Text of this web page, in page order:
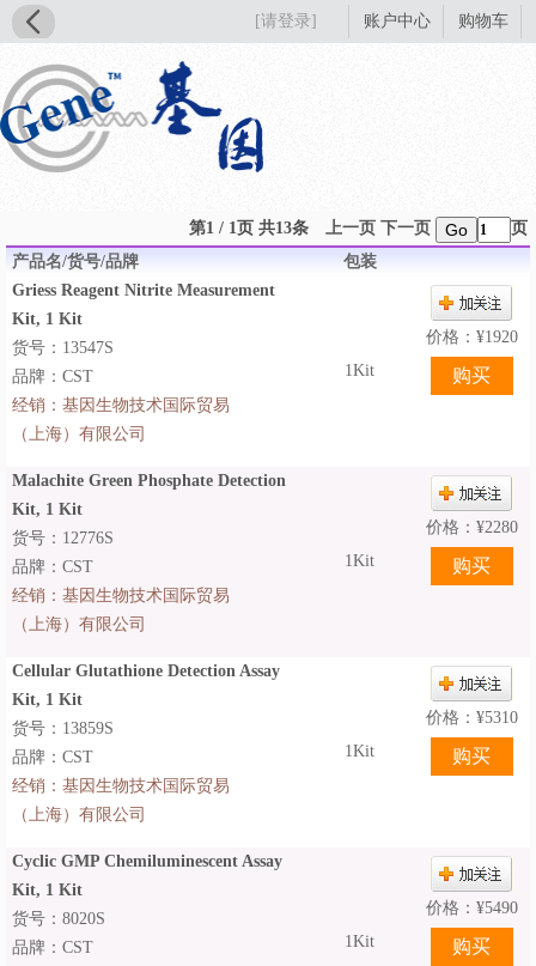
[请登录] 账户中心 购物车
第1 / 1页 共13条 上一页 下一页 Go
页
产品名/货号/品牌
包装
Griess Reagent Nitrite Measurement
Kit, 1 Kit
1Kit
价格： ¥1920
货号：13547S
品牌：CST
经销： 基因生物技术国际贸易
（上海）有限公司
Malachite Green Phosphate Detection
Kit, 1 Kit
1Kit
价格： ¥2280
货号：12776S
品牌：CST
经销： 基因生物技术国际贸易
（上海）有限公司
Cellular Glutathione Detection Assay
Kit, 1 Kit
1Kit
价格： ¥5310
货号：13859S
品牌：CST
经销： 基因生物技术国际贸易
（上海）有限公司
Cyclic GMP Chemiluminescent Assay
Kit, 1 Kit
1Kit
价格： ¥5490
货号：8020S
品牌：CST